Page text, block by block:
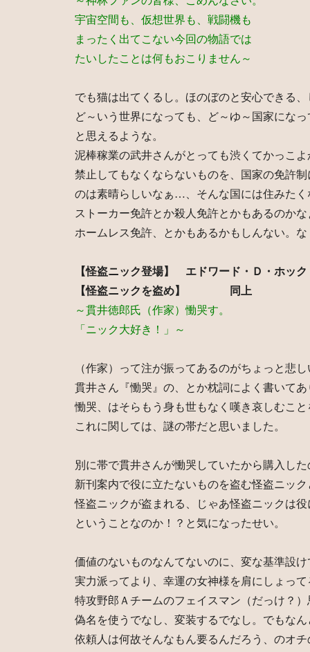
宇宙空間も、仮想世界も、戦闘機も
まったく出てこない今回の物語では
たいしたことは何もおこりません～
でも猫は出てくるし。ほのぼのと安心できる
ど～いう世界になっても、ど～ゆ～国家にな
と思えるような。
泥棒稼業の武井さんがとっても渋くてかっこ
禁止してもなくならないものを、国家の免許
のは素晴らしいなぁ…、そんな国には住みたく
ストーカー免許とか殺人免許とかもあるのか
ホームレス免許、とかもあるかもしんない。
【怪盗ニック登場】 エドワード・Ｄ・ホッ
【怪盗ニックを盗め】 同上 ハ
～貫井徳郎氏（作家）慟哭す。
「ニック大好き！」～
（作家）って注が振ってあるのがちょっと悲し
貫井さん『慟哭』の、とか枕詞によく書いてあ
慟哭、はそらもう身も世もなく嘆き哀しむこ
これに関しては、謎の帯だと思いました。
別に帯で貫井さんが慟哭していたから購入し
新刊案内で役に立たないものを盗む怪盗ニッ
怪盗ニックが盗まれる、じゃあ怪盗ニックは役
ということなのか！？と気になったせい。
価値のないものなんてないのに、変な基準設
実力派ってより、幸運の女神様を肩にしょっ
特攻野郎Ａチームのフェイスマン（だっけ？
偽名を使うでなし、変装するでなし。でもな
依頼人は何故そんなもん要るんだろう、のオ